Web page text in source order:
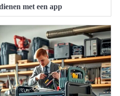
met een app